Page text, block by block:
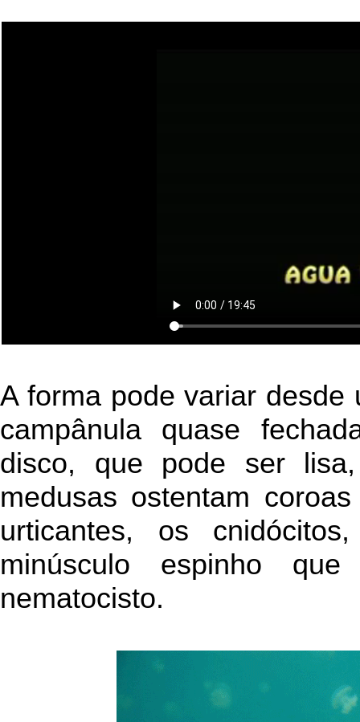
A forma pode variar
campânula quase
disco, que pode ser
medusas ostentam
urticantes, os
minúsculo espinho
nematocisto.